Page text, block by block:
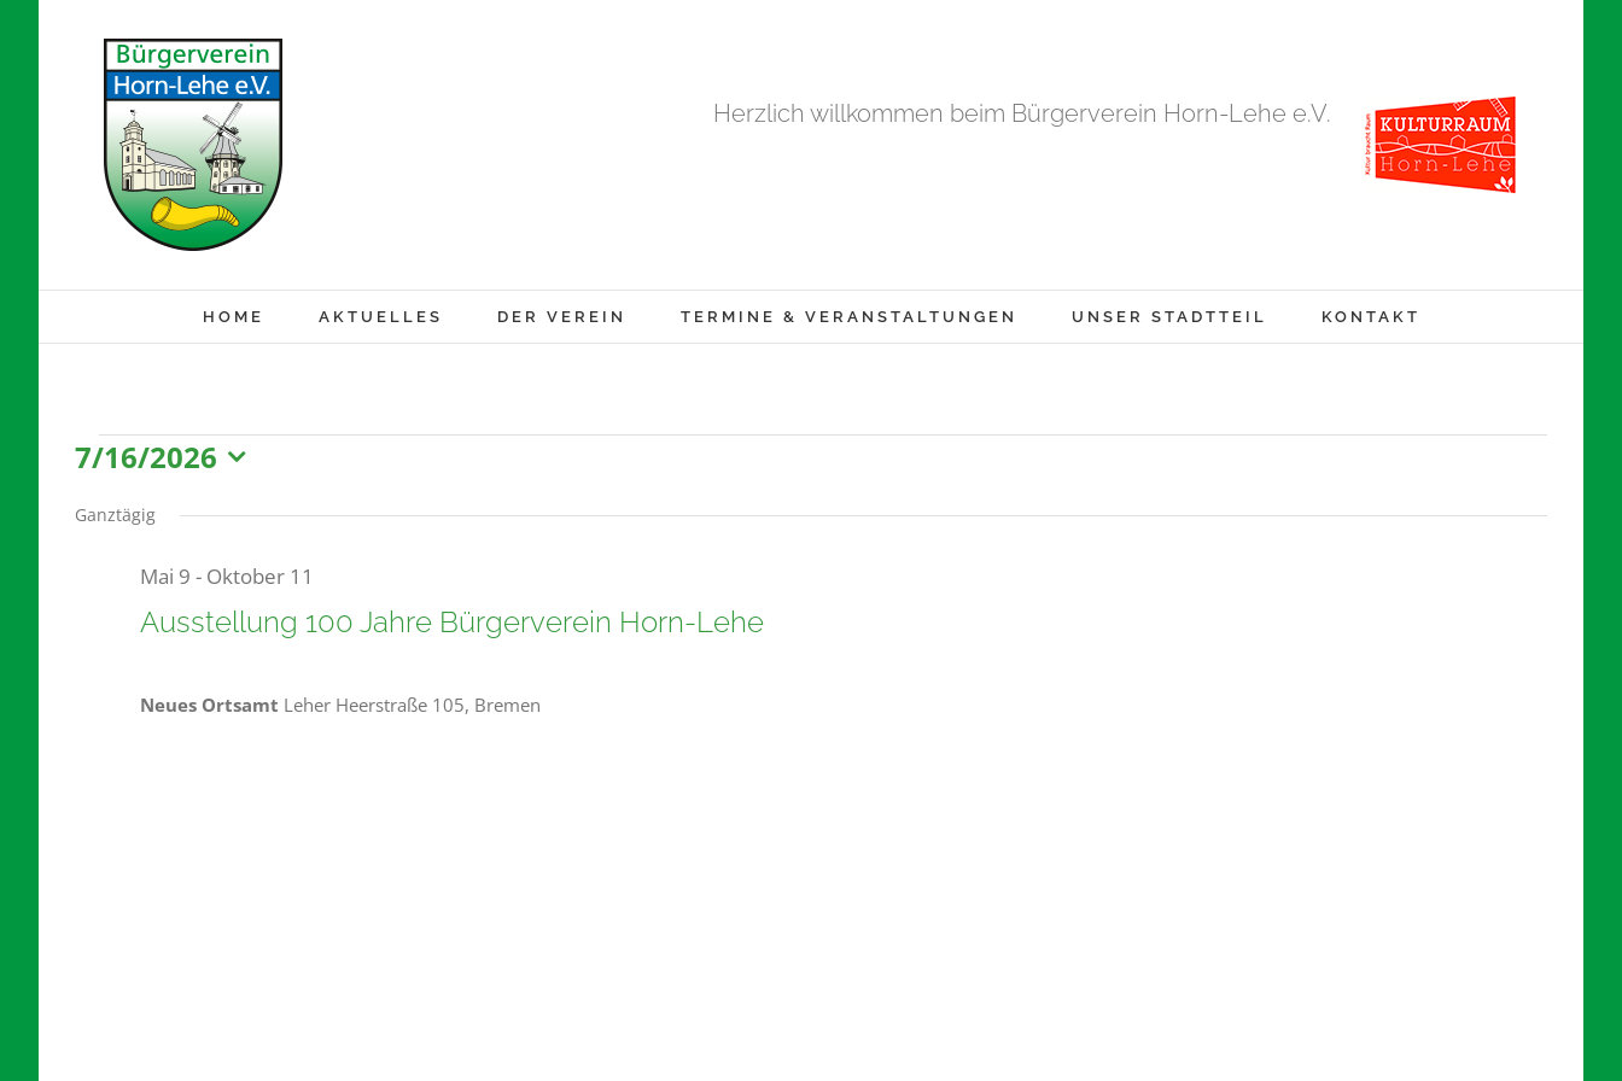
Herzlich willkommen beim Bürgerverein Horn-Lehe e.V.
HOME AKTUELLES DER VEREIN TERMINE & VERANSTALTUNGEN UNSER STADTTEIL KONTAKT
Veranstaltungen
für
16.
7/16/2026
wählen.
Ganztägig
Ausstellung 100 Jahre Bürgerverein Horn-Lehe
Mai 9 - Oktober 11
Neues Ortsamt Leher Heerstraße 105, Bremen